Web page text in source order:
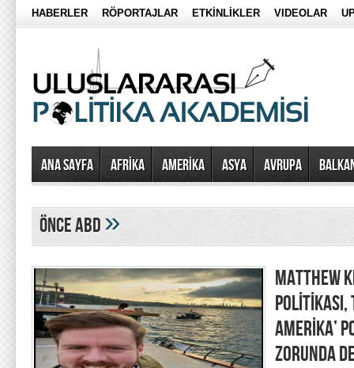
HABERLER RÖPORTAJLAR ETKİNLİKLER VIDEOLAR
Ana Sayfa AFRİKA AMERİKA ASYA AVRUPA
önce abd»
MATTHEW
POLİTİKASI,
AMERİKA’
ZORUNDA